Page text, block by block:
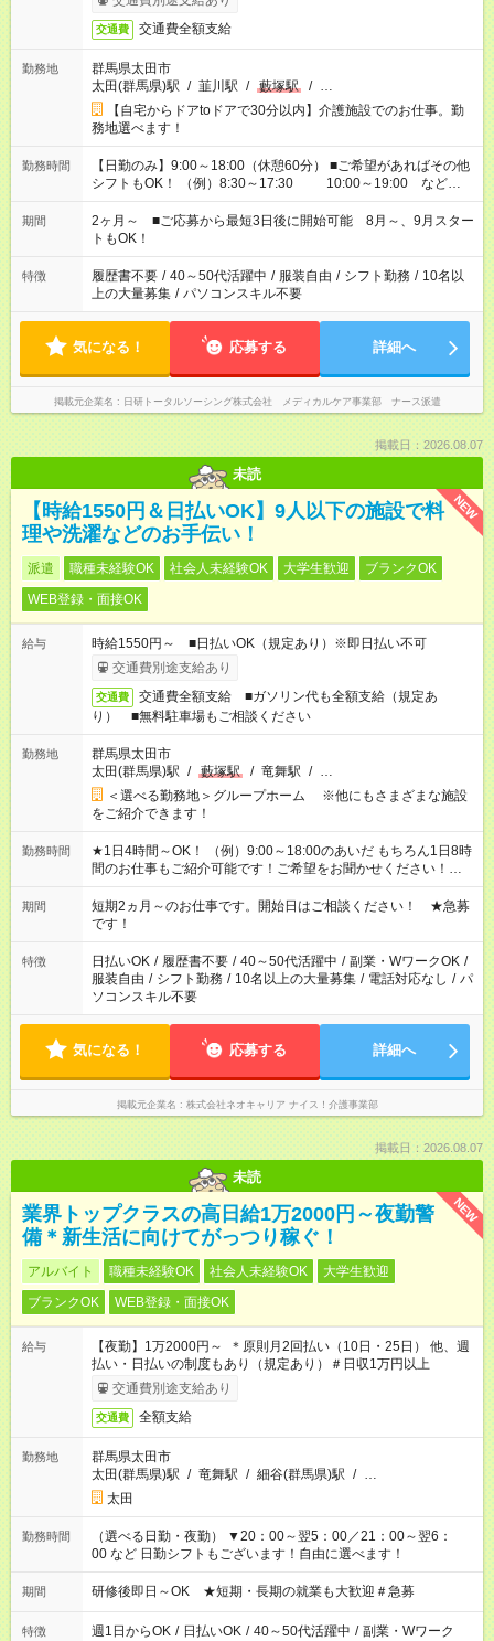
交通費 交通費全額支給
勤務地
群馬県太田市
太田(群馬県)駅 / 韮川駅 / 藪塚駅 / …
【自宅からドアtoドアで30分以内】介護施設でのお仕事。勤
務地選べます！
勤務時間
【日勤のみ】9:00～18:00（休憩60分） ■ご希望があればその他
シフトもOK！ （例）8:30～17:30 10:00～19:00 など
「家族とお休みを合わせたい」 「できれば残業はしたくない」
など、あなたのご希望に沿ったお仕事をご紹介します！ ※Wワ
ーク希望の方へ 今ご覧のお仕事で希望する勤務時間と、もう1つ
のお仕事の勤務時間。 合計で週40時間を超える場合は応募でき
ません
期間
2ヶ月～ ■ご応募から最短3日後に開始可能 8月～、9月スター
トもOK！
特徴 履歴書不要 / 40～50代活躍中 / 服装自由 / シフト勤務 / 10名以
上の大量募集 / パソコンスキル不要
気になる！ 応募する 詳細へ
掲載元企業名 日研トータルソーシング株式会社 メディカルケア事業部 ナース派遣
掲載日：2026.08.07
未読
NEW
【時給1550円＆日払いOK】9人以下の施設で料
理や洗濯などのお手伝い！
派遣 職種未経験OK 社会人未経験OK 大学生歓迎
ブランクOK
WEB登録・面接OK
給与
時給1550円～ ■日払いOK（規定あり）※即日払い不可
交通費別途支給あり
交通費
交通費全額支給 ■ガソリン代も全額支給（規定あ
り） ■無料駐車場もご相談ください
勤務地
群馬県太田市
太田(群馬県)駅 / 藪塚駅 / 竜舞駅 / …
＜選べる勤務地＞グループホーム ※他にもさまざまな施設
をご紹介できます！
勤務時間
★1日4時間～OK！ （例）9:00～18:00のあいだ もちろん1日8時
間のお仕事もご紹介可能です！ご希望をお聞かせください！★家
庭の都合でお休みが必要な場合も遠慮なくご相談ください。 ※
週最低15時間以上の勤務が必要です
期間
短期2ヵ月～のお仕事です。開始日はご相談ください！ ★急募
です！
特徴 日払いOK / 履歴書不要 / 40～50代活躍中 / 副業・WワークOK /
服装自由 / シフト勤務 / 10名以上の大量募集 / 電話対応なし / パ
ソコンスキル不要
気になる！ 応募する 詳細へ
掲載元企業名 株式会社ネオキャリア ナイス！介護事業部
掲載日：2026.08.07
未読
NEW
業界トップクラスの高日給1万2000円～夜勤警
備＊新生活に向けてがっつり稼ぐ！
アルバイト 職種未経験OK 社会人未経験OK
大学生歓迎
ブランクOK
WEB登録・面接OK
給与
【夜勤】1万2000円～ ＊原則月2回払い（10日・25日） 他、週
払い・日払いの制度もあり（規定あり）＃日収1万円以上
交通費別途支給あり
交通費 全額支給
勤務地
群馬県太田市
太田(群馬県)駅 / 竜舞駅 / 細谷(群馬県)駅 / …
太田
勤務時間
（選べる日勤・夜勤） ▼20：00～翌5：00／21：00～翌6：
00 など 日勤シフトもございます！自由に選べます！
期間 研修後即日～OK ★短期・長期の就業も大歓迎＃急募
特徴 週1日からOK / 日払いOK / 40～50代活躍中 / 副業・Wワーク